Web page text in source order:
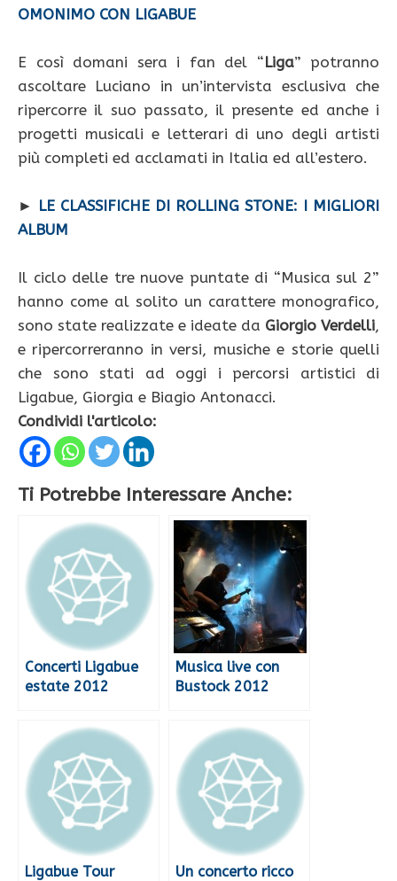
OMONIMO CON LIGABUE
E così domani sera i fan del “Liga” potranno
ascoltare Luciano in un’intervista esclusiva che
ripercorre il suo passato, il presente ed anche i
progetti musicali e letterari di uno degli artisti
più completi ed acclamati in Italia ed all’estero.
► LE CLASSIFICHE DI ROLLING STONE: I MIGLIORI
ALBUM
Il ciclo delle tre nuove puntate di “Musica sul 2”
hanno come al solito un carattere monografico,
sono state realizzate e ideate da Giorgio Verdelli,
e ripercorreranno in versi, musiche e storie quelli
che sono stati ad oggi i percorsi artistici di
Ligabue, Giorgia e Biagio Antonacci.
Condividi l'articolo:
Ti Potrebbe Interessare Anche:
Concerti Ligabue
estate 2012
Musica live con
Bustock 2012
Ligabue Tour
Un concerto ricco